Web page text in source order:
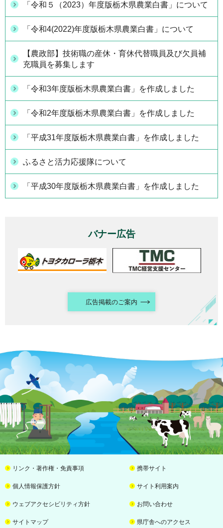
「令和５（2023）年度版栃木県農業白書」について
「令和4(2022)年度版栃木県農業白書」について
【農政部】技術職の産休・育休代替職員及び欠員補
充職員を募集します
「令和3年度版栃木県農業白書」を作成しました
「令和2年度版栃木県農業白書」を作成しました
「平成31年度版栃木県農業白書」を作成しました
ふるさと活力応援隊について
「平成30年度版栃木県農業白書」を作成しました
バナー広告
広告掲載のご案内
リンク・著作権・免責事項 携帯サイト
個人情報保護方針 サイト利用案内
ウェブアクセシビリティ方針 お問い合わせ
サイトマップ 県庁舎へのアクセス